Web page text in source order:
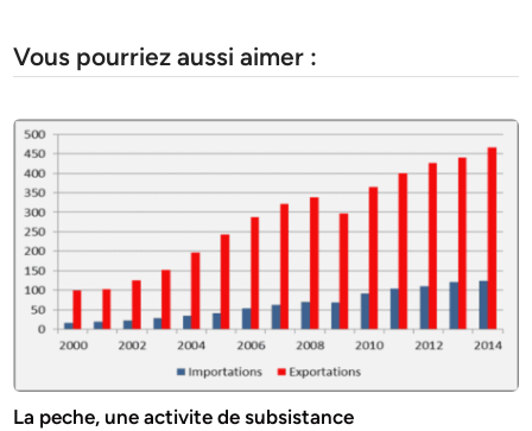
Vous pourriez aussi aimer :
La peche, une activite de subsistance